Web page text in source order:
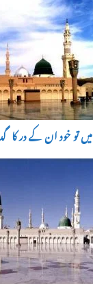
میں تو خود ان کے در کا